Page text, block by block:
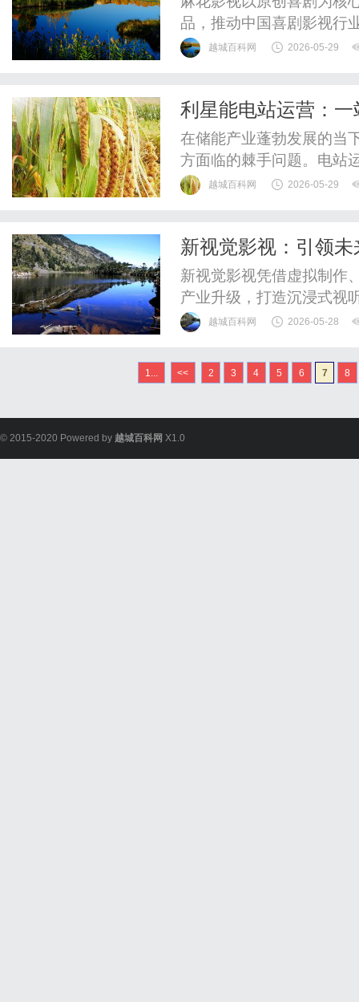
品，推动中国喜剧影视行
越城百科网 2026-05-29
利星能电站运营：
在储能产业蓬勃发展的当
方面临的棘手问题。电站
水平。为了解决这一痛点
营一体化服务商，利星能
越城百科网 2026-05-29
新视觉影视：引领
新视觉影视凭借虚拟制作
产业升级，打造沉浸式视
越城百科网 2026-05-28
1... << 2 3 4 5 6 7 8
© 2015-2020 Powered by 越城百科网 X1.0